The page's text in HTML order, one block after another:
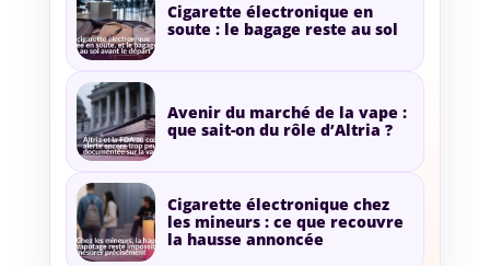
Cigarette électronique en
soute : le bagage reste au sol
Avenir du marché de la vape :
que sait-on du rôle d’Altria ?
Cigarette électronique chez
les mineurs : ce que recouvre
la hausse annoncée